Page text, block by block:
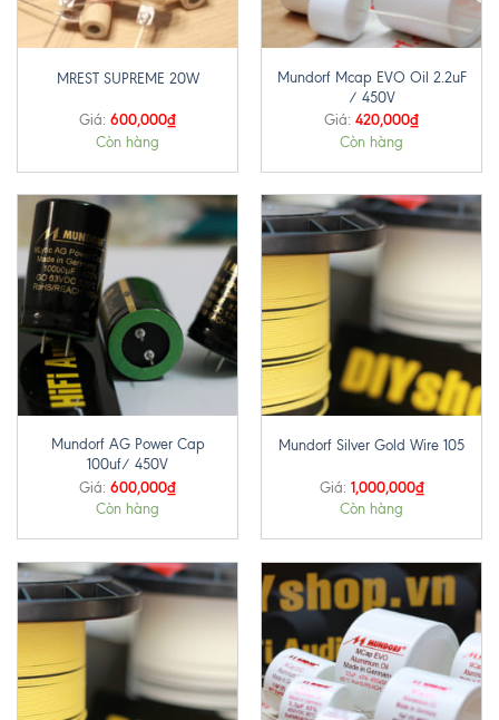
MREST SUPREME 20W
Giá: 600,000₫
Còn hàng
Mundorf Mcap EVO Oil 2.2uF
/ 450V
Giá: 420,000₫
Còn hàng
Mundorf AG Power Cap
100uf/ 450V
Giá: 600,000₫
Còn hàng
Mundorf Silver Gold Wire 105
Giá: 1,000,000₫
Còn hàng